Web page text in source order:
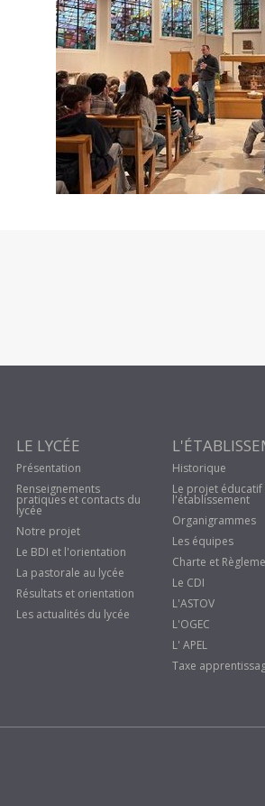
LE LYCÉE
Présentation
Renseignements
pratiques et contacts du
lycée
Notre projet
Le BDI et l'orientation
La pastorale au lycée
Résultats et orientation
Les actualités du lycée
Historique
Le projet éducatif
l'établissement
Organigrammes
Les équipes
Charte et
Le CDI
L'ASTOV
L'OGEC
L' APEL
Taxe